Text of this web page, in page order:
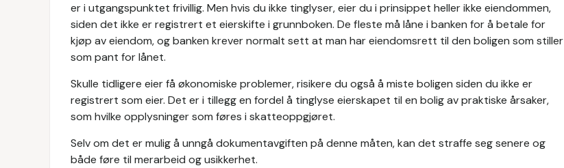
er i utgangspunktet frivillig. Men hvis du ikke tinglyser, eier du i prinsippet heller ikke eiendommen,
siden det ikke er registrert et eierskifte i grunnboken. De fleste må låne i banken for å betale for
kjøp av eiendom, og banken krever normalt sett at man har eiendomsrett til den boligen som stiller
som pant for lånet.
Skulle tidligere eier få økonomiske problemer, risikere du også å miste boligen siden du ikke er
registrert som eier. Det er i tillegg en fordel å tinglyse eierskapet til en bolig av praktiske årsaker,
som hvilke opplysninger som føres i skatteoppgjøret.
Selv om det er mulig å unngå dokumentavgiften på denne måten, kan det straffe seg senere og
både føre til merarbeid og usikkerhet.